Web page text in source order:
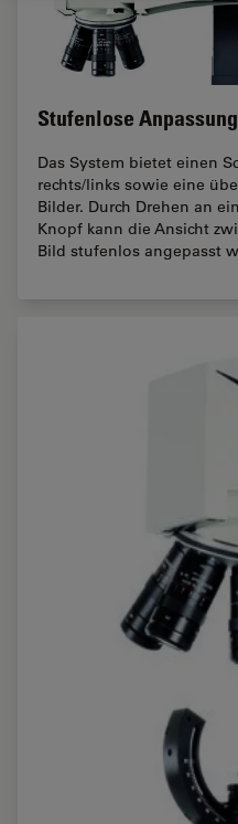
Stufenlose Anpassung
Das System bietet einen
rechts/links sowie eine
Bilder. Durch Drehen an
Knopf kann die Ansicht
Bild stufenlos angepasst